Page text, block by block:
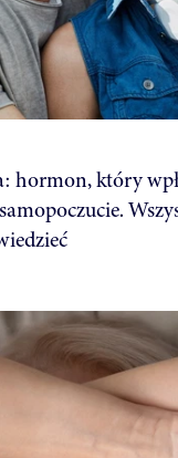
hormon, który